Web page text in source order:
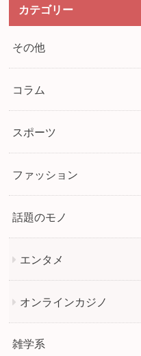
カテゴリー
その他
コラム
スポーツ
ファッション
話題のモノ
エンタメ
オンラインカジノ
雑学系